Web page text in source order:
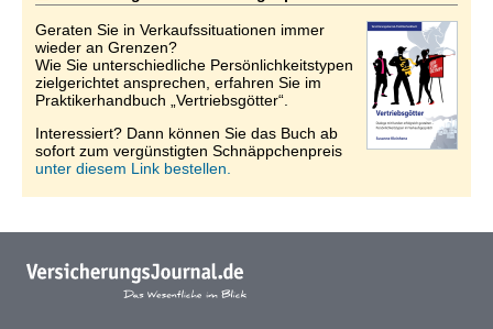
Geraten Sie in Verkaufssituationen immer
wieder an Grenzen?
Wie Sie unterschiedliche Persönlichkeitstypen
zielgerichtet ansprechen, erfahren Sie im
Praktikerhandbuch „Vertriebsgötter“.
Interessiert? Dann können Sie das Buch ab
sofort zum vergünstigten Schnäppchenpreis
unter diesem Link bestellen.